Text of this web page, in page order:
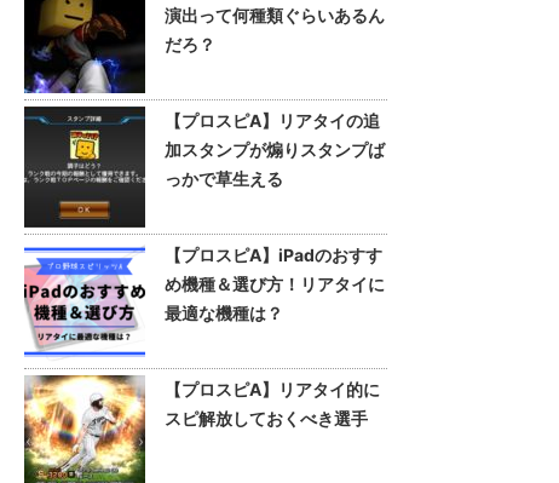
演出って何種類ぐらいあるん
だろ？
【プロスピA】リアタイの追
加スタンプが煽りスタンプば
っかで草生える
【プロスピA】iPadのおすす
め機種＆選び方！リアタイに
最適な機種は？
【プロスピA】リアタイ的に
スピ解放しておくべき選手